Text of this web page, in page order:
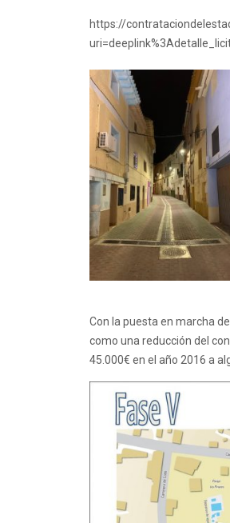
https://
Con la puesta en marcha
como una reducción del
45.000€ en el año 2016 a